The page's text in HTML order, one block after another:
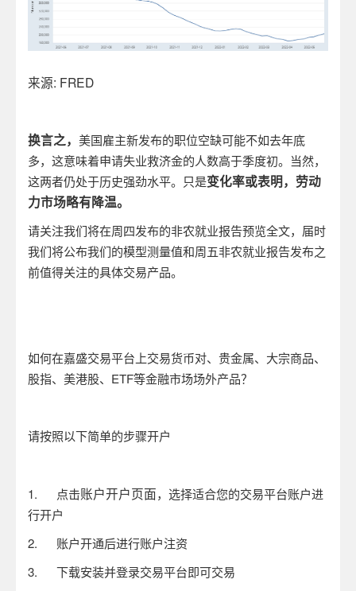
来源: FRED
换言之， 美国雇主新发布的职位空缺可能不如去年底
多，这意味着申请失业救济金的人数高于季度初。当然，
这两者仍处于历史强劲水平。只是变化率或表明，劳动
力市场略有降温。
请关注我们将在周四发布的非农就业报告预览全文，届时
我们将公布我们的模型测量值和周五非农就业报告发布之
前值得关注的具体交易产品。
如何在嘉盛交易平台上交易货币对、贵金属、大宗商品、
股指、美港股、 ETF等金融市场场外产品？
请按照以下简单的步骤开户
1. 点击账户开户页面，选择适合您的交易平台账户进
行开户
2. 账户开通后进行账户注资
3. 下载安装并登录交易平台即可交易